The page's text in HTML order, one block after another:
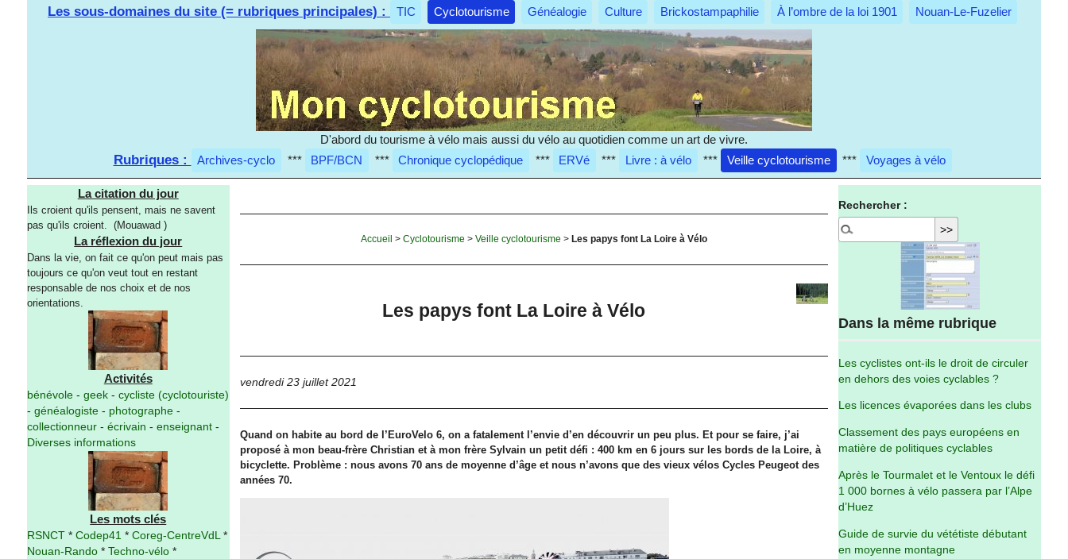
Les sous-domaines du site (= rubriques principales) : TIC Cyclotourisme Généalogie Culture Brickostampaphilie À l’ombre de la loi 1901 Nouan-Le-Fuzelier
D'abord du tourisme à vélo mais aussi du vélo au quotidien comme un art de vivre.
Rubriques : Archives-cyclo *** BPF/BCN *** Chronique cyclopédique *** ERVé *** Livre : à vélo *** Veille cyclotourisme *** Voyages à vélo
La citation du jour
Ils croient qu'ils pensent, mais ne savent
pas qu'ils croient. (Mouawad )
La réflexion du jour
Dans la vie, on fait ce qu'on peut mais pas
toujours ce qu'on veut tout en restant
responsable de nos choix et de nos
orientations.
Activités
bénévole- geek- cycliste (cyclotouriste)
- généalogiste- photographe-
collectionneur- écrivain - enseignant-
Diverses informations
Les mots clés
RSNCT* Codep41 * Coreg-CentreVdL
*
Nouan-Rando* Techno-vélo*
Accueil > Cyclotourisme > Veille cyclotourisme > Les papys font La Loire à Vélo
Les papys font La Loire à Vélo
vendredi 23 juillet 2021
Quand on habite au bord de l’EuroVelo 6, on a fatalement l’envie d’en découvrir un peu plus. Et pour se faire, j’ai
proposé à mon beau-frère Christian et à mon frère Sylvain un petit défi : 400 km en 6 jours sur les bords de la Loire, à
bicyclette. Problème : nous avons 70 ans de moyenne d’âge et nous n’avons que des vieux vélos Cycles Peugeot des
années 70.
Rechercher :
Dans la même rubrique
Les cyclistes ont-ils le droit de circuler
en dehors des voies cyclables ?
Les licences évaporées dans les clubs
Classement des pays européens en
matière de politiques cyclables
Après le Tourmalet et le Ventoux le défi
1 000 bornes à vélo passera par l’Alpe
d’Huez
Guide de survie du vététiste débutant
en moyenne montagne